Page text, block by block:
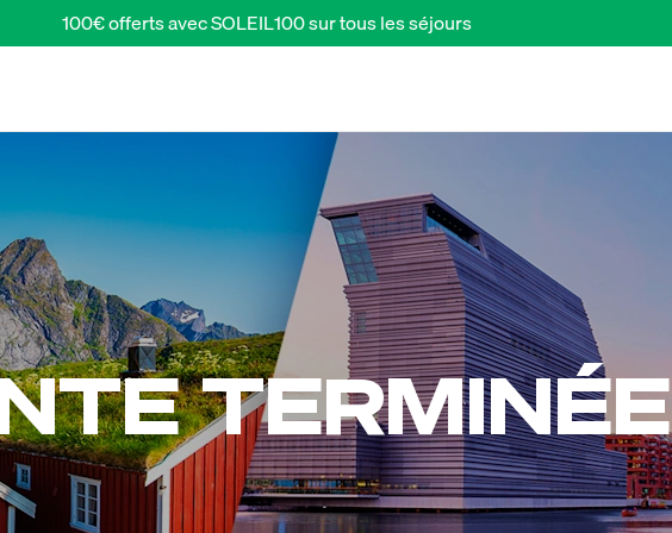
100€ offerts avec SOLEIL100 sur tous les séjours
TERMINÉE